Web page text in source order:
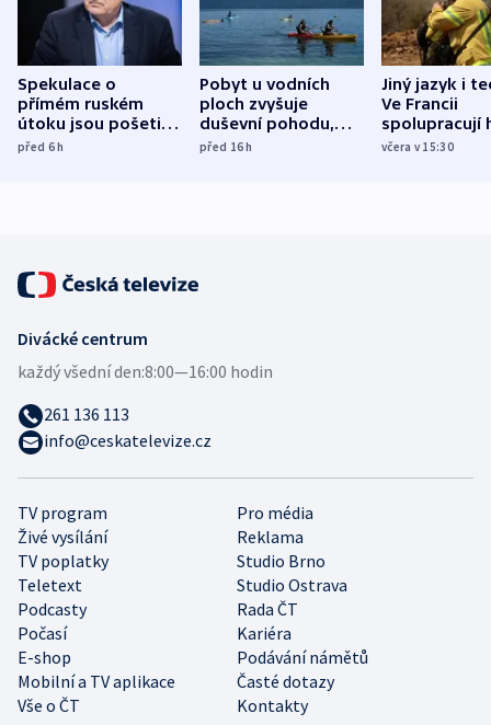
Spekulace o
přímém ruském
útoku jsou pošetilé,
míní estonský
před 6h
Pobyt u vodních
ploch zvyšuje
duševní pohodu,
ukázala
před 16h
Jiný jazyk i
Ve Francii
spolupracují
různých zemí
včera v 15:30
TV program
Pro média
Živé vysílání
Reklama
TV poplatky
Studio Brno
Teletext
Studio Ostrava
Podcasty
Rada ČT
Počasí
Kariéra
E-shop
Podávání námětů
Mobilní a TV aplikace
Časté dotazy
Vše o ČT
Kontakty
Divácké centrum
každý všední den:8:00—16:00 hodin
261 136 113
info@ceskatelevize.cz